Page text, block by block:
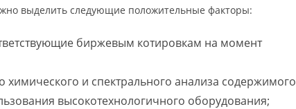
выделить следующие положительные факторы:
биржевым котировкам на момент
и спектрального анализа содержимого
высокотехнологичного оборудования;